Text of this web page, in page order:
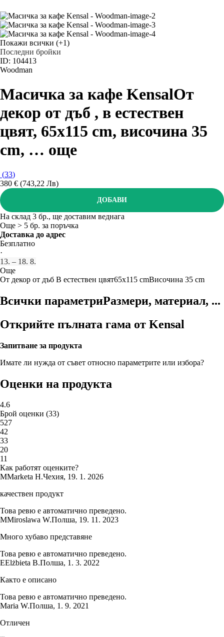
Покажи всички (+1)
Последни бройки
ID: 104413
Woodman
Масичка за кафе KensalОт
декор от дъб , в естествен
цвят, 65x115 cm, височина 35
cm, … още
(33)
380 € (743,22 Лв)
ДОБАВИ
На склад 3 бр., ще доставим веднага
Още > 5 бр. за поръчка
Доставка до адрес
Безплатно
·
13. – 18. 8.
Още
От декор от дъб В естествен цвят65x115 cmВисочина 35 cm
Всички параметриРазмери, материал, ...
Открийте пълната гама от Kensal
Запитване за продукта
Имате ли нужда от съвет относно параметрите или избора?
Оценки на продукта
4.6
Брой оценки (33)
527
42
33
20
11
Как работят оценките?
MMarketa H.Чехия, 19. 1. 2026
качествен продукт
Това ревю е автоматично преведено.
MMiroslawa W.Полша, 19. 11. 2023
Много хубаво представяне
Това ревю е автоматично преведено.
EElżbieta B.Полша, 1. 3. 2022
Както е описано
Това ревю е автоматично преведено.
Maria W.Полша, 1. 9. 2021
Отличен